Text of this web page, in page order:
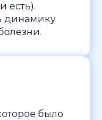
есть).
динамику
было